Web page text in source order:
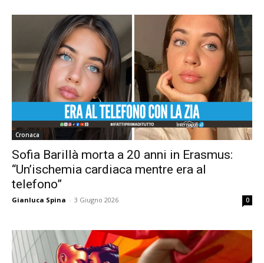
Cronaca
Sofia Barillà morta a 20 anni in Erasmus:
“Un’ischemia cardiaca mentre era al
telefono”
Gianluca Spina - 3 Giugno 2026 0